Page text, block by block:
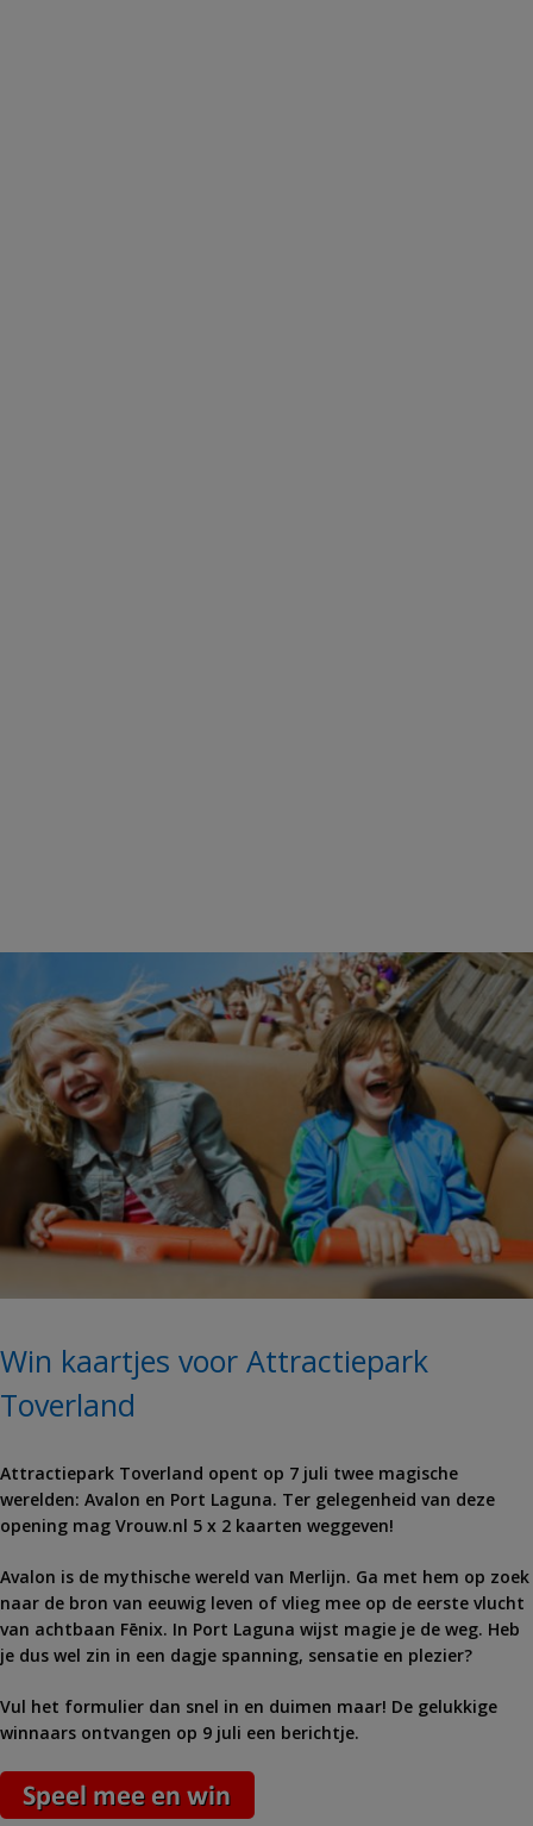
Win kaartjes voor Attractiepark
Toverland
Attractiepark Toverland opent op 7 juli twee magische
werelden: Avalon en Port Laguna. Ter gelegenheid van deze
opening mag Vrouw.nl 5 x 2 kaarten weggeven!
Avalon is de mythische wereld van Merlijn. Ga met hem op zoek
naar de bron van eeuwig leven of vlieg mee op de eerste vlucht
van achtbaan Fēnix. In Port Laguna wijst magie je de weg. Heb
je dus wel zin in een dagje spanning, sensatie en plezier?
Vul het formulier dan snel in en duimen maar! De gelukkige
winnaars ontvangen op 9 juli een berichtje.